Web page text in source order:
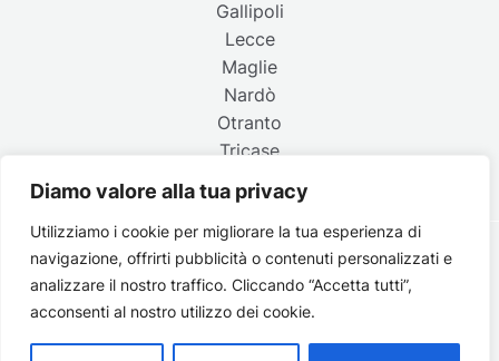
Diamo valore alla tua privacy
Utilizziamo i cookie per migliorare la tua esperienza di
navigazione, offrirti pubblicità o contenuti personalizzati e
analizzare il nostro traffico. Cliccando “Accetta tutti”,
acconsenti al nostro utilizzo dei cookie.
Gallipoli
Lecce
Maglie
Nardò
Otranto
Tricase
Copyright © 2026 Belpaese | Periodico d'informazione del
Salento - P.IVA 4637850753 - Testata registrata il 18 gennaio